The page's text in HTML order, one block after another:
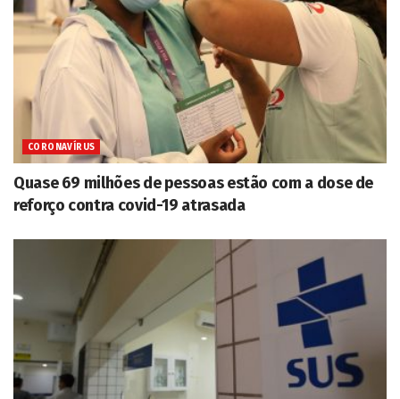
CORONAVÍRUS
Quase 69 milhões de pessoas estão com a dose de
reforço contra covid-19 atrasada